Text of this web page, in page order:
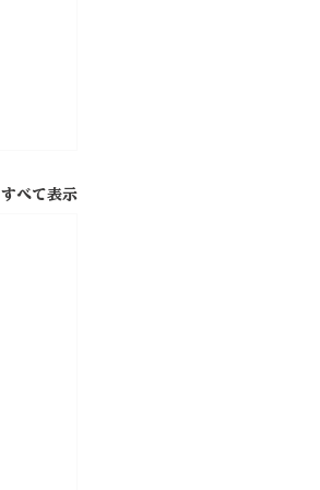
すべて表示